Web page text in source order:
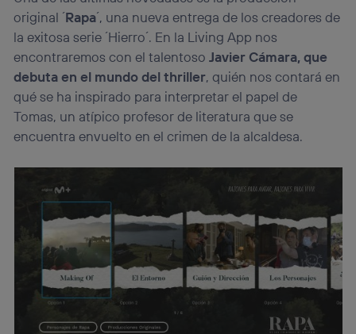
original ´Rapa´, una nueva entrega de los creadores de
la exitosa serie ´Hierro´. En la Living App nos
encontraremos con el talentoso Javier Cámara, que
debuta en el mundo del thriller, quién nos contará en
qué se ha inspirado para interpretar el papel de
Tomas, un atípico profesor de literatura que se
encuentra envuelto en el crimen de la alcaldesa.